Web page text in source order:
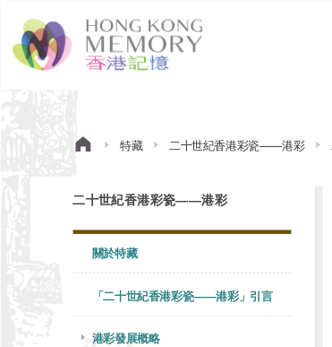
特藏 二十世紀香港彩瓷——港彩
二十世紀香港彩瓷——港彩
關於特藏
「二十世紀香港彩瓷——港彩」引言
港彩發展概略